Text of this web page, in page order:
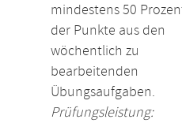
mindestens 50
der Punkte aus den
wöchentlich zu
bearbeitenden
Übungsaufgaben.
Prüfungsleistung: